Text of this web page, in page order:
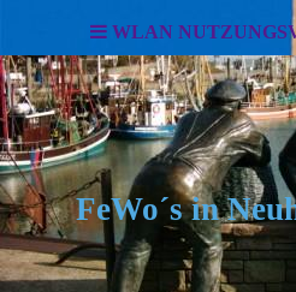
WLAN
FeWo´s in